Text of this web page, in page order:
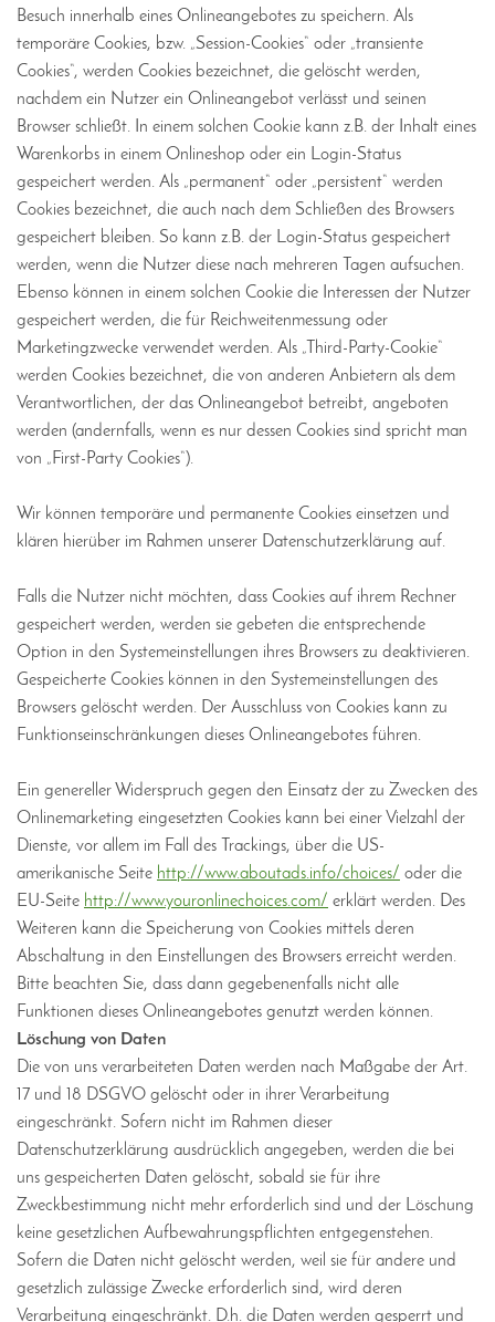
Besuch innerhalb eines Onlineangebotes zu speichern. Als
temporäre Cookies, bzw. „Session-Cookies“ oder „transiente
Cookies“, werden Cookies bezeichnet, die gelöscht werden,
nachdem ein Nutzer ein Onlineangebot verlässt und seinen
Browser schließt. In einem solchen Cookie kann z.B. der Inhalt eines
Warenkorbs in einem Onlineshop oder ein Login-Status
gespeichert werden. Als „permanent“ oder „persistent“ werden
Cookies bezeichnet, die auch nach dem Schließen des Browsers
gespeichert bleiben. So kann z.B. der Login-Status gespeichert
werden, wenn die Nutzer diese nach mehreren Tagen aufsuchen.
Ebenso können in einem solchen Cookie die Interessen der Nutzer
gespeichert werden, die für Reichweitenmessung oder
Marketingzwecke verwendet werden. Als „Third-Party-Cookie“
werden Cookies bezeichnet, die von anderen Anbietern als dem
Verantwortlichen, der das Onlineangebot betreibt, angeboten
werden (andernfalls, wenn es nur dessen Cookies sind spricht man
von „First-Party Cookies“).
Wir können temporäre und permanente Cookies einsetzen und
klären hierüber im Rahmen unserer Datenschutzerklärung auf.
Falls die Nutzer nicht möchten, dass Cookies auf ihrem Rechner
gespeichert werden, werden sie gebeten die entsprechende
Option in den Systemeinstellungen ihres Browsers zu deaktivieren.
Gespeicherte Cookies können in den Systemeinstellungen des
Browsers gelöscht werden. Der Ausschluss von Cookies kann zu
Funktionseinschränkungen dieses Onlineangebotes führen.
Ein genereller Widerspruch gegen den Einsatz der zu Zwecken des
Onlinemarketing eingesetzten Cookies kann bei einer Vielzahl der
Dienste, vor allem im Fall des Trackings, über die US-
amerikanische Seite http://www.aboutads.info/choices/ oder die
EU-Seite http://www.youronlinechoices.com/ erklärt werden. Des
Weiteren kann die Speicherung von Cookies mittels deren
Abschaltung in den Einstellungen des Browsers erreicht werden.
Bitte beachten Sie, dass dann gegebenenfalls nicht alle
Funktionen dieses Onlineangebotes genutzt werden können.
Löschung von Daten
Die von uns verarbeiteten Daten werden nach Maßgabe der Art.
17 und 18 DSGVO gelöscht oder in ihrer Verarbeitung
eingeschränkt. Sofern nicht im Rahmen dieser
Datenschutzerklärung ausdrücklich angegeben, werden die bei
uns gespeicherten Daten gelöscht, sobald sie für ihre
Zweckbestimmung nicht mehr erforderlich sind und der Löschung
keine gesetzlichen Aufbewahrungspflichten entgegenstehen.
Sofern die Daten nicht gelöscht werden, weil sie für andere und
gesetzlich zulässige Zwecke erforderlich sind, wird deren
Verarbeitung eingeschränkt. D.h. die Daten werden gesperrt und